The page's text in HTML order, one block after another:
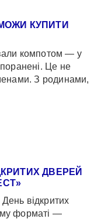
КУПИТИ
компотом — у
Це не
З родинами,
ДВЕРЕЙ
відкритих
форматі —